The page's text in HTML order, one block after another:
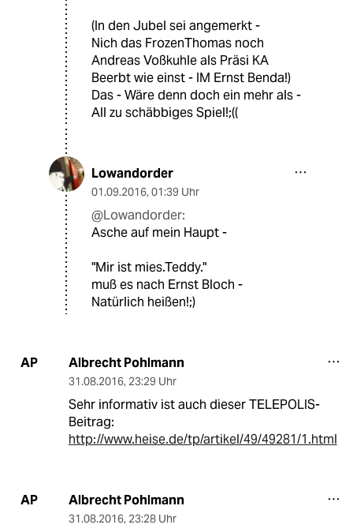
(In den Jubel sei angemerkt -
Nich das FrozenThomas noch
Andreas Voßkuhle als Präsi KA
Beerbt wie einst - IM Ernst Benda!)
Das - Wäre denn doch ein mehr als -
All zu schäbbiges Spiel!;((
Lowandorder
01.09.2016, 01:39 Uhr
@Lowandorder:
Asche auf mein Haupt -
"Mir ist mies.Teddy."
muß es nach Ernst Bloch -
Natürlich heißen!;)
AP Albrecht Pohlmann
31.08.2016, 23:29 Uhr
Sehr informativ ist auch dieser TELEPOLIS-
Beitrag:
http://www.heise.de/tp/artikel/49/49281/1.html
AP Albrecht Pohlmann
31.08.2016, 23:28 Uhr